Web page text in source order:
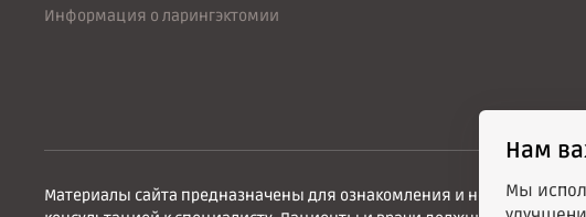
Информация о ларингэктомии
Материалы сайта предназначены для ознакомления и носят
Нам
Мы